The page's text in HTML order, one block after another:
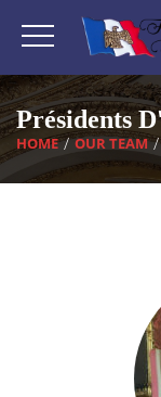
Présidents
HOME OUR TEAM